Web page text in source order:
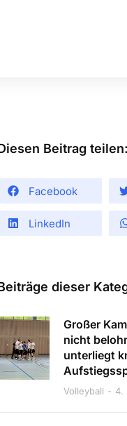
Beitrag teilen:
Facebook
LinkedIn
dieser
Großer
nicht
unterliegt
Volleyball 4.